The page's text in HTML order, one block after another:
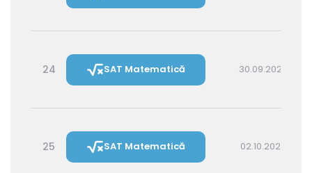
24 SAT Matematică 30.09.2026 14:30
25 SAT Matematică 02.10.2026 16:00